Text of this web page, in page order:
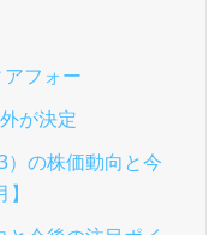
フォー
が決定
の株価動向と今